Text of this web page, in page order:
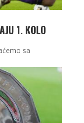
1. KOLO
sa